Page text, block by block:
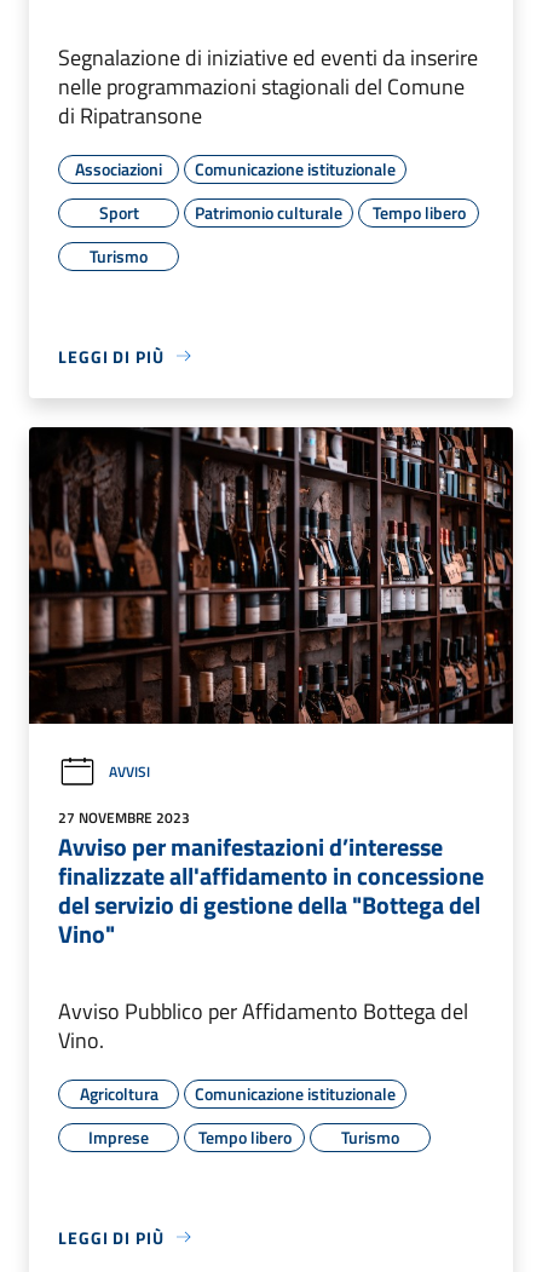
Segnalazione di iniziative ed eventi da inserire
nelle programmazioni stagionali del Comune
di Ripatransone
Associazioni
Comunicazione istituzionale
Sport
Patrimonio culturale
Tempo libero
Turismo
LEGGI DI PIÙ
AVVISI
27 NOVEMBRE 2023
Avviso per manifestazioni d’interesse
finalizzate all'affidamento in concessione
del servizio di gestione della "Bottega del
Vino"
Avviso Pubblico per Affidamento Bottega del
Vino.
Agricoltura
Comunicazione istituzionale
Imprese
Tempo libero Turismo
LEGGI DI PIÙ